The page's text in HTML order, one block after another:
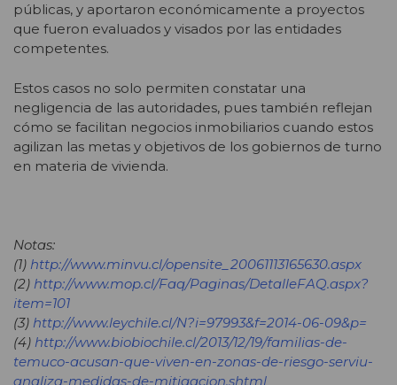
públicas, y aportaron económicamente a proyectos
que fueron evaluados y visados por las entidades
competentes.
Estos casos no solo permiten constatar una
negligencia de las autoridades, pues también reflejan
cómo se facilitan negocios inmobiliarios cuando estos
agilizan las metas y objetivos de los gobiernos de turno
en materia de vivienda.
Notas:
(1) http://www.minvu.cl/opensite_20061113165630.aspx
(2) http://www.mop.cl/Faq/Paginas/DetalleFAQ.aspx?
item=101
(3) http://www.leychile.cl/N?i=97993&f=2014-06-09&p=
(4) http://www.biobiochile.cl/2013/12/19/familias-de-
temuco-acusan-que-viven-en-zonas-de-riesgo-serviu-
analiza-medidas-de-mitigacion.shtml